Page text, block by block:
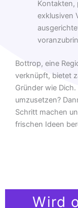
Kontakten,
exklusiven
Bottrop, eine
verknüpft, bietet
Gründer wie
umzusetzen?
Schritt machen
frischen Ideen
Wird